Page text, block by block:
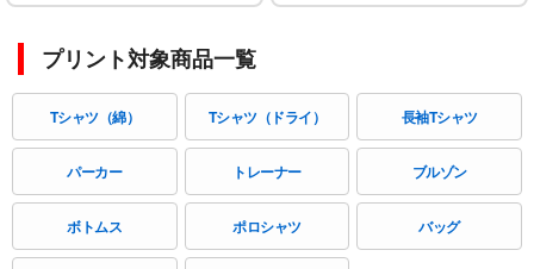
プリント対象商品一覧
Tシャツ（綿） Tシャツ（ドライ） 長袖Tシャツ
パーカー トレーナー ブルゾン
ボトムス ポロシャツ バッグ